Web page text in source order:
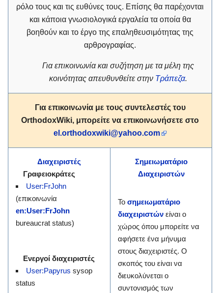
ρόλο τους και τις ευθύνες τους. Επίσης θα παρέχονται
και κάποια γνωσιολογικά εργαλεία τα οποία θα
βοηθούν και το έργο της επαληθευσιμότητας της
αρθρογραφίας.
Για επικοινωνία και συζήτηση με τα μέλη της
κοινότητας απευθυνθείτε στην Τράπεζα.
Για επικοινωνία με τους συντελεστές του
OrthodoxWiki, μπορείτε να επικοινωνήσετε στο
el.orthodoxwiki@yahoo.com
Διαχειριστές
Γραφειοκράτες
User:FrJohn
(επικοινωνία
en:User:FrJohn
bureaucrat status)
Ενεργοί διαχειριστές
User:Papyrus sysop
status
Σημειωματάριο
Διαχειριστών
Τοσημειωματάριο
διαχειριστών είναι ο
χώρος όπου μπορείτε να
αφήσετε ένα μήνυμα
στους διαχειριστές. Ο
σκοπός του είναι να
διευκολύνεται ο
συντονισμός των